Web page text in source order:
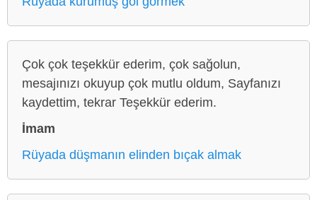
Çok çok teşekkür ederim, çok sağolun,
mesajınızı okuyup çok mutlu oldum, Sayfanızı
kaydettim, tekrar Teşekkür ederim.
İmam
Rüyada düşmanın elinden bıçak almak